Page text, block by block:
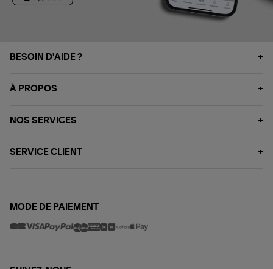
BESOIN D'AIDE ?
À PROPOS
NOS SERVICES
SERVICE CLIENT
MODE DE PAIEMENT